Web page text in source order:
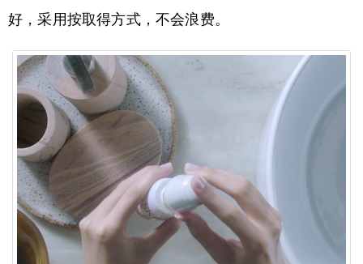
好，采用按取得方式，不会浪费。